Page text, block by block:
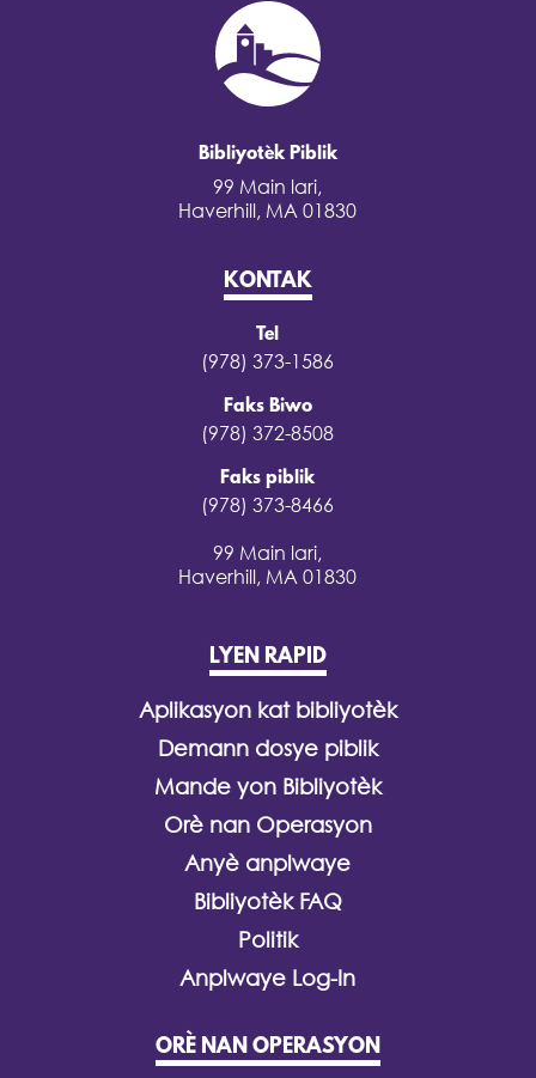
Bibliyotèk Piblik
99 Main lari,
Haverhill, MA 01830
KONTAK
Tel
(978) 373-1586
Faks Biwo
(978) 372-8508
Faks piblik
(978) 373-8466
99 Main lari,
Haverhill, MA 01830
LYEN RAPID
Aplikasyon kat bibliyotèk
Demann dosye piblik
Mande yon Bibliyotèk
Orè nan Operasyon
Anyè anplwaye
Bibliyotèk FAQ
Politik
Anplwaye Log-In
ORÈ NAN OPERASYON